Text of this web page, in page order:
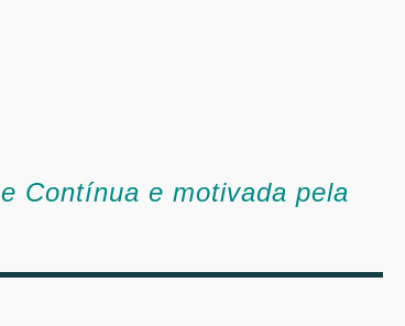
Contínua e motivada pela